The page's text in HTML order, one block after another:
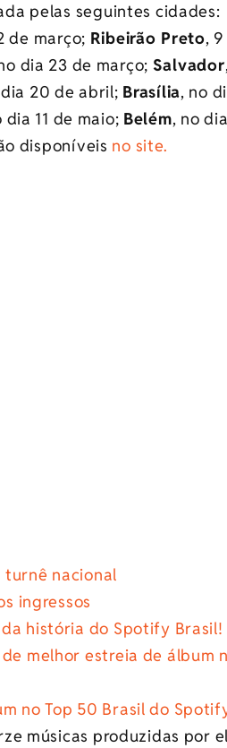
pelas seguintes cidades:
de março; Ribeirão Preto,
dia 23 de março; Salvador
20 de abril; Brasília, no
dia 11 de maio; Belém, no dia
disponíveis no site.
nacional
ingressos
história do Spotify Brasil!
melhor estreia de álbum
no Top 50 Brasil do
músicas produzidas por